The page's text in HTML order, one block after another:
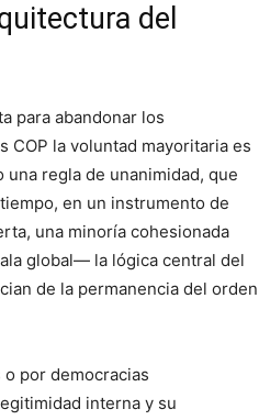
del
para abandonar los
la voluntad mayoritaria es
regla de unanimidad, que
en un instrumento de
una minoría cohesionada
global— la lógica central del
de la permanencia del orden
por democracias
interna y su